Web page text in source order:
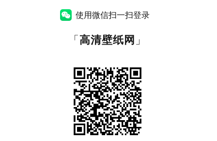
使用微信扫一扫登录
「高清壁纸网 」